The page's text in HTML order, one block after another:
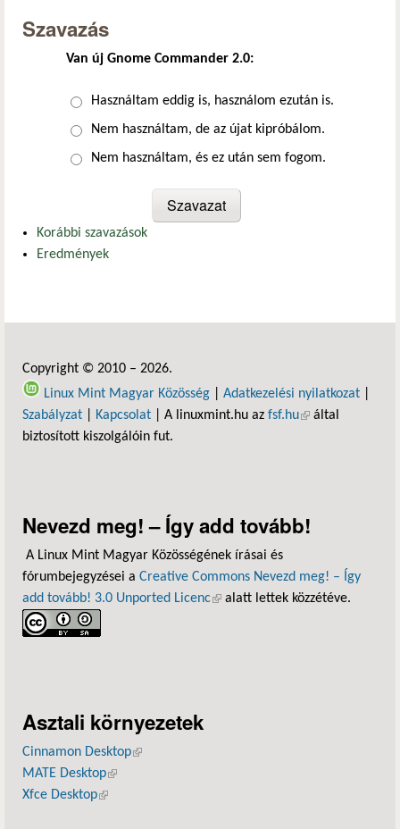
Szavazás
Van új Gnome Commander 2.0:
Választások
Használtam eddig is, használom ezután is.
Nem használtam, de az újat kipróbálom.
Nem használtam, és ez után sem fogom.
Korábbi szavazások
Eredmények
Copyright © 2010 – 2026.
Linux Mint Magyar Közösség
Adatkezelési nyilatkozat
Szabályzat
Kapcsolat | A linuxmint.hu az fsf.hu(külső hivatkozás)
által
biztosított kiszolgálóin fut.
Nevezd meg! – Így add tovább!
A Linux Mint Magyar Közösségének írásai és
fórumbejegyzései a Creative Commons Nevezd meg! – Így
add tovább! 3.0 Unported Licenc(külső hivatkozás)
alatt lettek közzétéve.
Asztali környezetek
Cinnamon Desktop(külső hivatkozás)
MATE Desktop(külső hivatkozás)
Xfce Desktop(külső hivatkozás)